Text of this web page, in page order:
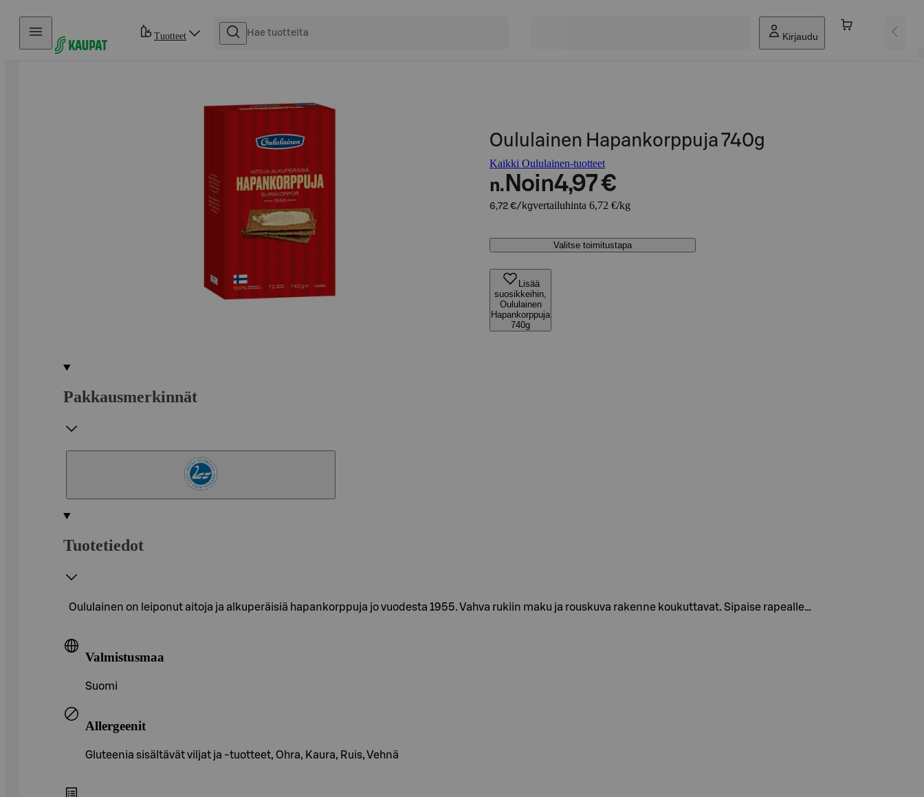
Hyppää sisältöön
Tuotteet Kirjaudu
Oululainen Hapankorppuja 740g
Kaikki Oululainen-tuotteet
n. Noin4,97 €
6,72 €/kgvertailuhinta 6,72 €/kg
Valitse toimitustapa
Lisää
suosikkeihin,
Oululainen
Hapankorppuja
740g
Pakkausmerkinnät
Tuotetiedot
Oululainen on leiponut aitoja ja alkuperäisiä hapankorppuja jo vuodesta 1955. Vahva rukiin maku ja rouskuva rakenne koukuttavat. Sipaise rapealle…
Valmistusmaa
Suomi
Allergeenit
Gluteenia sisältävät viljat ja -tuotteet, Ohra, Kaura, Ruis, Vehnä